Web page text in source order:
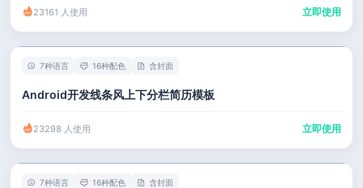
23161 人使用 立即使用
7种语言 16种配色 含封面
Android开发线条风上下分栏简历模板
23298 人使用 立即使用
7种语言 16种配色 含封面